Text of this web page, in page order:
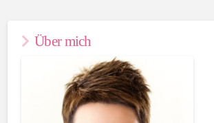
Über mich